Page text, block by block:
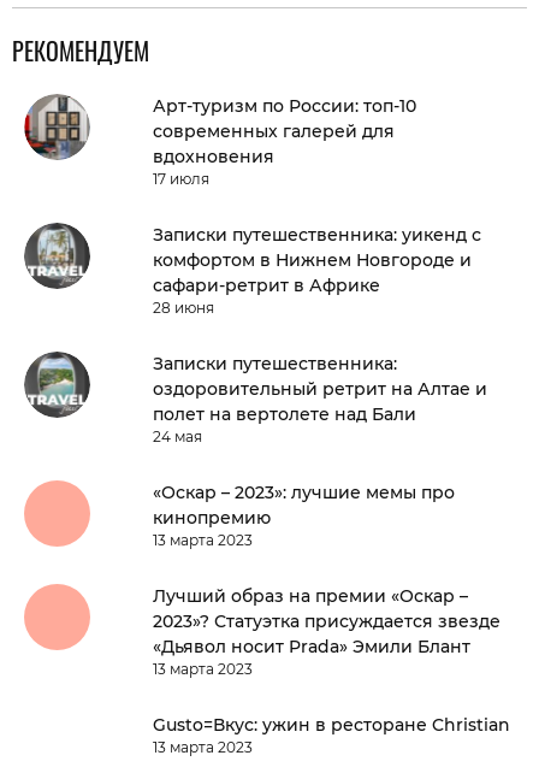
РЕКОМЕНДУЕМ
Арт-туризм по России: топ-10
современных галерей для
вдохновения
17 июля
Записки путешественника: уикенд с
комфортом в Нижнем Новгороде и
сафари-ретрит в Африке
28 июня
Записки путешественника:
оздоровительный ретрит на Алтае и
полет на вертолете над Бали
24 мая
«Оскар – 2023»: лучшие мемы про
кинопремию
13 марта 2023
Лучший образ на премии «Оскар –
2023»? Статуэтка присуждается звезде
«Дьявол носит Prada» Эмили Блант
13 марта 2023
Gusto=Вкус: ужин в ресторане Christian
13 марта 2023